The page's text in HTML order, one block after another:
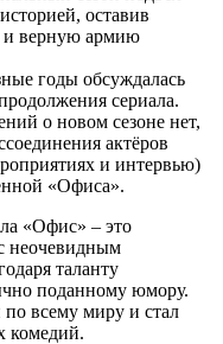
оставив
и верную армию
годы обсуждалась
сериала.
о новом сезоне нет,
актёров
и интервью)
«Офиса».
«Офис» – это
неочевидным
таланту
поданному юмору.
по всему миру и стал
комедий.